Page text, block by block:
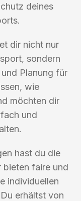
deines
dir nicht nur
sondern
Planung für
wie
möchten dir
und
hast du die
bieten faire und
individuellen
erhältst von